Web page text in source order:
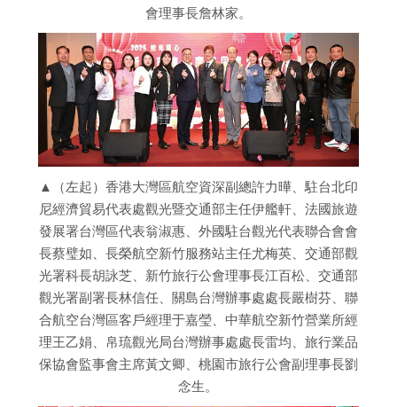
會理事長詹林家。
▲（左起）香港大灣區航空資深副總許力曄、駐台北印
尼經濟貿易代表處觀光暨交通部主任伊艦軒、法國旅遊
發展署台灣區代表翁淑惠、外國駐台觀光代表聯合會會
長蔡璧如、長榮航空新竹服務站主任尤梅英、交通部觀
光署科長胡詠芝、新竹旅行公會理事長江百松、交通部
觀光署副署長林信任、關島台灣辦事處處長嚴樹芬、聯
合航空台灣區客戶經理于嘉瑩、中華航空新竹營業所經
理王乙娟、帛琉觀光局台灣辦事處處長雷均、旅行業品
保協會監事會主席黃文卿、桃園市旅行公會副理事長劉
念生。